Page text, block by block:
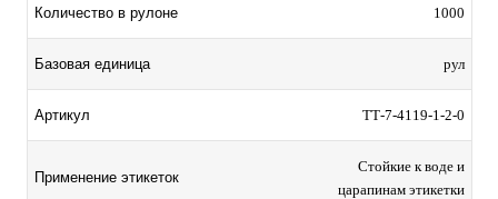
Количество в рулоне 1000
Базовая единица рул
Артикул TТ-7-4119-1-2-0
Применение этикеток
Стойкие к воде и
царапинам этикетки